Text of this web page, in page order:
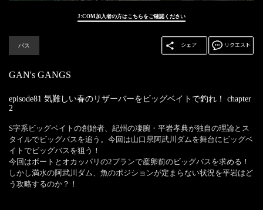
J:COM加入者の方はこちらをご確認ください
バス
GAN's GANGS
episode81 気難しい春のリザーバーをビッグベイトで釣れ！
chapter
2
S字系ビッグベイトの創始者、紀州の凄腕・平岩孝典が独自の理論とス
タイルでビッグバスを追う。今回は山口県阿武川ダムを舞台にビッグベ
イトでビッグバスを狙う！
今回はボートとオカッパリの2プランで産卵前のビッグバスを求める！
しかし満水の阿武川ダム、魚のポジションが定まらない状況を平岩はど
う攻略するのか？！